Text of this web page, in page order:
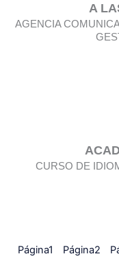
A
AGENCIA
CURSO DE
Página1 Página2